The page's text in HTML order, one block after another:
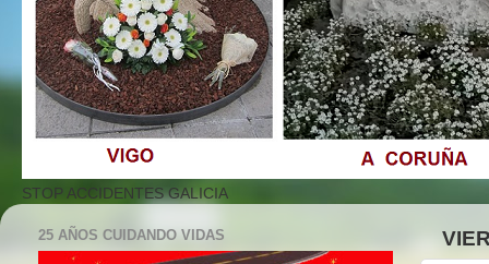
STOP ACCIDENTES GALICIA
25 AÑOS CUIDANDO VIDAS